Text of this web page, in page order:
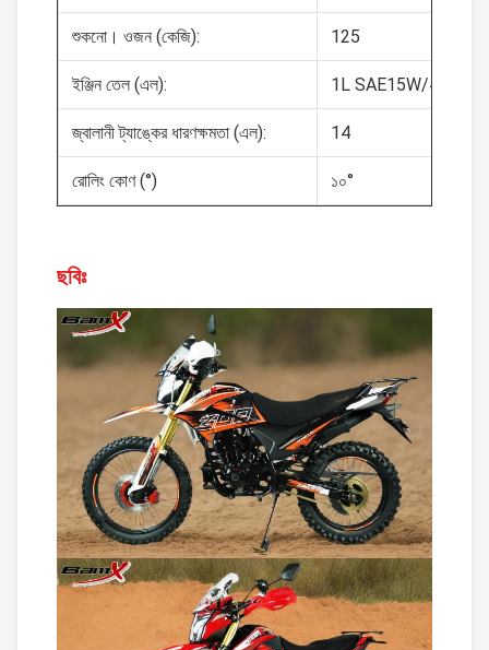
শুকনো। ওজন (কেজি): 125
ইঞ্জিন তেল (এল): 1L SAE15W/40
জ্বালানী ট্যাঙ্কের ধারণক্ষমতা (এল): 14
রোলিং কোণ (°) ১০°
ছবিঃ